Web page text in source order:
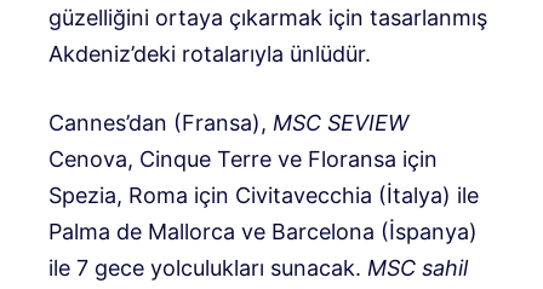
güzelliğini ortaya çıkarmak için tasarlanmış
Akdeniz’deki rotalarıyla ünlüdür.
Cannes’dan (Fransa), MSC SEVIEW
Cenova, Cinque Terre ve Floransa için
Spezia, Roma için Civitavecchia (İtalya) ile
Palma de Mallorca ve Barcelona (İspanya)
ile 7 gece yolculukları sunacak. MSC sahil